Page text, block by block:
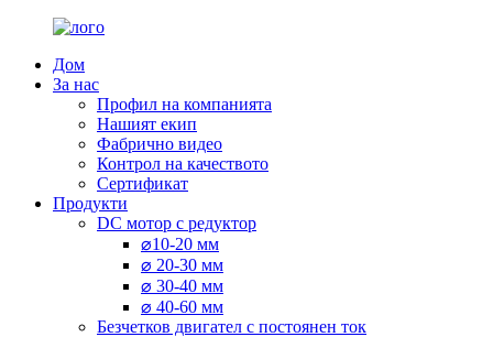
Дом
За нас
Профил на компанията
Нашият екип
Фабрично видео
Контрол на качеството
Сертификат
Продукти
DC мотор с редуктор
⌀10-20 мм
⌀ 20-30 мм
⌀ 30-40 мм
⌀ 40-60 мм
Безчетков двигател с постоянен ток